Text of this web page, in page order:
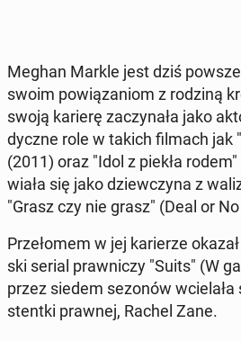
Meghan Markle jest dziś
swoim po­wią­za­niom z rodziną
swoją karierę za­czy­na­ła jako
dycz­ne role w takich filmach jak
(2011) oraz "Idol z piekła
wia­ła się jako dziew­czy­na z
"Grasz czy nie grasz" (Deal or
Prze­ło­mem w jej ka­rie­rze
ski serial praw­ni­czy "Suits" (W
przez siedem sezonów
stent­ki prawnej, Rachel Zane.